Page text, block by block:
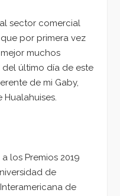
sector comercial
por primera vez
muchos
último día de este
de mi Gaby,
los Premios 2019
de
de